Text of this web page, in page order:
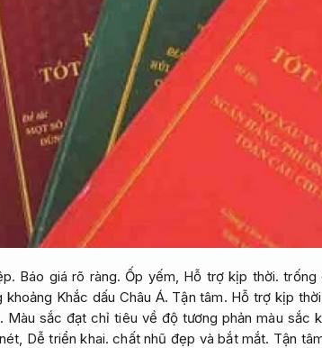
Báo giá rõ ràng. Ốp yếm, Hỗ trợ kịp thời. trống
Khắc dấu Châu Á. Tận tâm. Hỗ trợ kịp
Màu sắc đạt chỉ tiêu về độ tương phản màu sắc
Dễ triển khai. chất nhũ đẹp và bắt mắt. Tận